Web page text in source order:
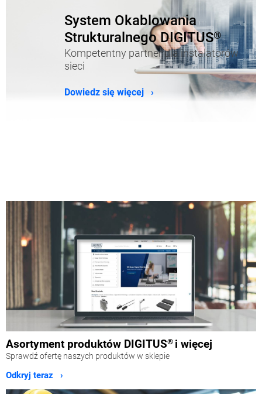
System Okablowania
Strukturalnego DIGITUS®
Kompetentny partner dla instalatorów
sieci
Dowiedz się więcej ›
Asortyment produktów DIGITUS® i więcej
Sprawdź ofertę naszych produktów w sklepie
Odkryj teraz ›